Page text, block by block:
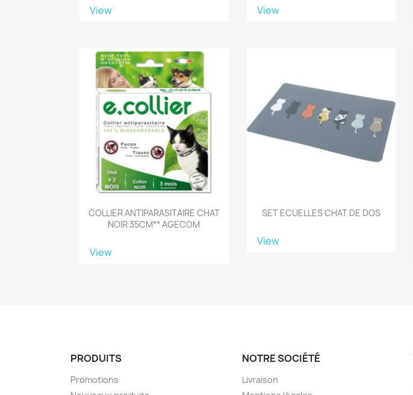
View View
COLLIER ANTIPARASITAIRE CHAT
NOIR 35CM** AGECOM
View
SET ECUELLES CHAT DE DOS
View
PRODUITS
Promotions
NOTRE SOCIÉTÉ
Livraison